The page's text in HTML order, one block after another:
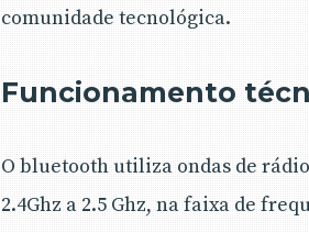
comunidade tecnológica.
Funcionamento
O bluetooth utiliza ondas de
2.4Ghz a 2.5 Ghz, na faixa de